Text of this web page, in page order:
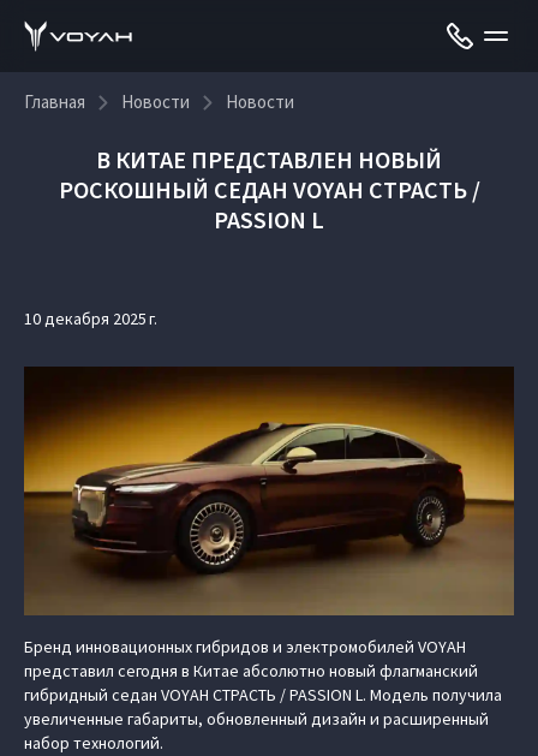
Главная Новости Новости
В КИТАЕ ПРЕДСТАВЛЕН НОВЫЙ
РОСКОШНЫЙ СЕДАН VOYAH СТРАСТЬ /
PASSION L
10 декабря 2025 г.
Бренд инновационных гибридов и электромобилей VOYAH
представил сегодня в Китае абсолютно новый флагманский
гибридный седан VOYAH СТРАСТЬ / PASSION L. Модель получила
увеличенные габариты, обновленный дизайн и расширенный
набор технологий.